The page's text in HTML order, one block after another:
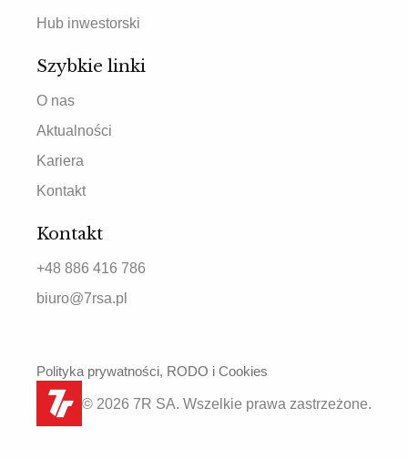
Hub inwestorski
Szybkie linki
O nas
Aktualności
Kariera
Kontakt
Kontakt
+48 886 416 786
biuro@7rsa.pl
© 2026 7R SA. Wszelkie prawa zastrzeżone.
Polityka prywatności, RODO i Cookies